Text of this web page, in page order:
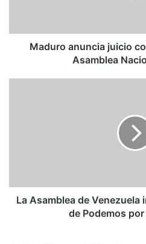
Asamblea
NacionalMaduro anuncia juicio
Asamblea
Podemos
porLa Asamblea de
de Podemos